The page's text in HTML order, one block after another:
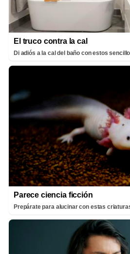
El truco contra la cal
Di adiós a la cal del baño con estos
Parece ciencia ficción
Prepárate para alucinar con estas